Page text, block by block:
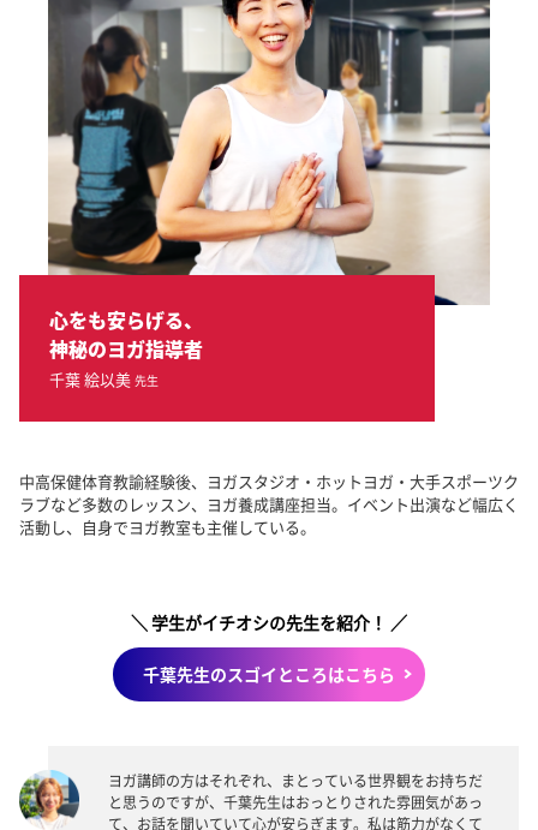
心をも安らげる、
神秘のヨガ指導者
千葉 絵以美 先生
中高保健体育教諭経験後、ヨガスタジオ・ホットヨガ・大手スポーツク
ラブなど多数のレッスン、ヨガ養成講座担当。イベント出演など幅広く
活動し、自身でヨガ教室も主催している。
＼ 学生がイチオシの先生を紹介！ ／
千葉先生のスゴイところはこちら
ヨガ講師の方はそれぞれ、まとっている世界観をお持ちだ
と思うのですが、千葉先生はおっとりされた雰囲気があっ
て、お話を聞いていて心が安らぎます。私は筋力がなくて